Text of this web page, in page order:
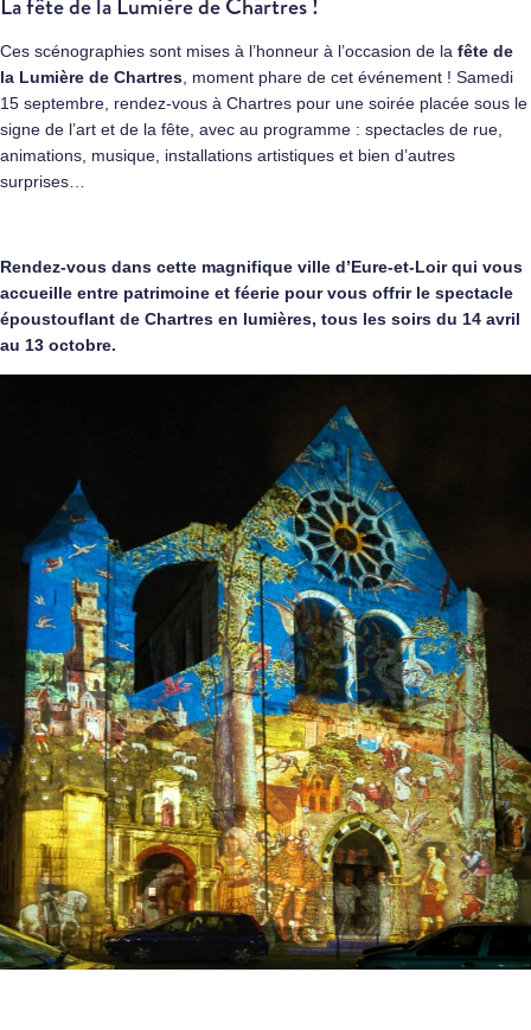
Ces scénographies sont mises à l’honneur à l’occasion de la fête de
la Lumière de Chartres , moment phare de cet événement ! Samedi
15 septembre, rendez-vous à Chartres pour une soirée placée sous le
signe de l’art et de la fête, avec au programme : spectacles de rue,
animations, musique, installations artistiques et bien d’autres
surprises…
Rendez-vous dans cette magnifique ville d’Eure-et-Loir qui vous
accueille entre patrimoine et féerie pour vous offrir le spectacle
époustouflant de Chartres en lumières, tous les soirs du 14 avril
au 13 octobre.